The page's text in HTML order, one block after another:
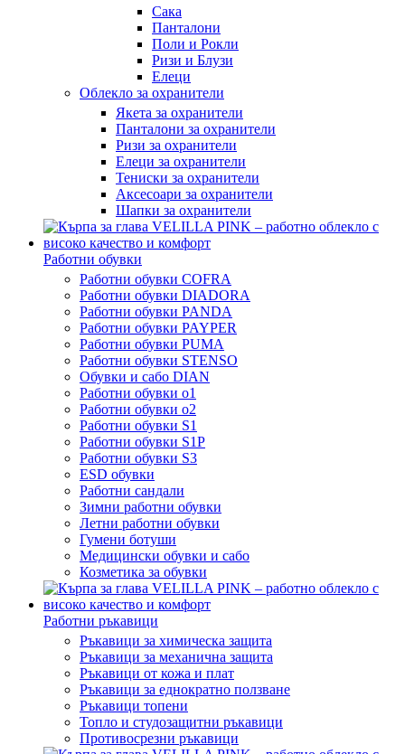
Сака
Панталони
Поли и Рокли
Ризи и Блузи
Елеци
Облекло за охранители
Якета за охранители
Панталони за охранители
Ризи за охранители
Елеци за охранители
Тениски за охранители
Аксесоари за охранители
Шапки за охранители
Работни обувки
Работни обувки COFRA
Работни обувки DIADORA
Работни обувки PANDA
Работни обувки PAYPER
Работни обувки PUMA
Работни обувки STENSO
Обувки и сабо DIAN
Работни обувки o1
Работни обувки o2
Работни обувки S1
Работни обувки S1P
Работни обувки S3
ESD обувки
Работни сандали
Зимни работни обувки
Летни работни обувки
Гумени ботуши
Медицински обувки и сабо
Козметика за обувки
Работни ръкавици
Ръкавици за химическа защита
Ръкавици за механична защита
Ръкавици от кожа и плат
Ръкавици за еднократно ползване
Ръкавици топени
Топло и студозащитни ръкавици
Противосрезни ръкавици